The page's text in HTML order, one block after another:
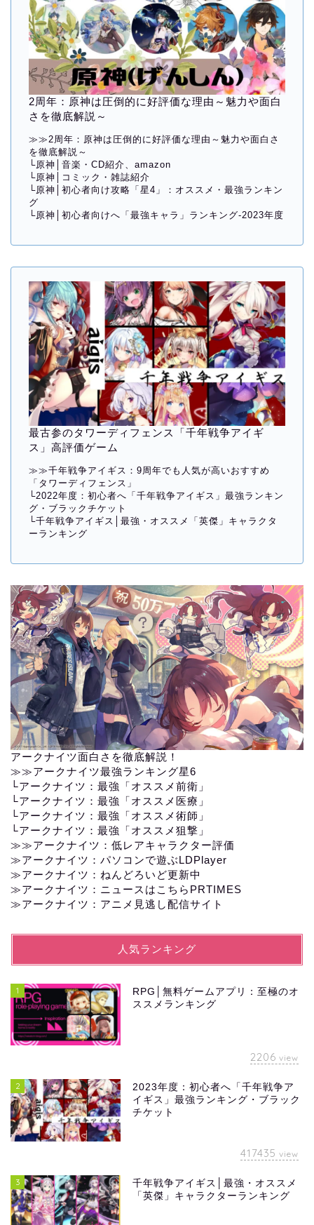
2周年：原神は圧倒的に好評価な理由～魅力や面白
さを徹底解説～
≫≫2周年：原神は圧倒的に好評価な理由～魅力や面白さ
を徹底解説～
└原神│音楽・CD紹介、amazon
└原神│コミック・雑誌紹介
└原神│初心者向け攻略「星4」：オススメ・最強ランキン
グ
└原神│初心者向けへ「最強キャラ」ランキング-2023年度
最古参のタワーディフェンス「千年戦争アイギ
ス」高評価ゲーム
≫≫千年戦争アイギス：9周年でも人気が高いおすすめ
「タワーディフェンス」
└2022年度：初心者へ「千年戦争アイギス」最強ランキン
グ・ブラックチケット
└千年戦争アイギス│最強・オススメ「英傑」キャラクタ
ーランキング
アークナイツ面白さを徹底解説！
≫≫アークナイツ最強ランキング星6
└アークナイツ：最強「オススメ前衛」
└アークナイツ：最強「オススメ医療」
└アークナイツ：最強「オススメ術師」
└アークナイツ：最強「オススメ狙撃」
≫≫アークナイツ：低レアキャラクター評価
≫アークナイツ：パソコンで遊ぶLDPlayer
≫アークナイツ：ねんどろいど更新中
≫アークナイツ：ニュースはこちらPRTIMES
≫アークナイツ：アニメ見逃し配信サイト
人気ランキング
1
RPG│無料ゲームアプリ：至極のオ
ススメランキング
2206 view
2
2023年度：初心者へ「千年戦争ア
イギス」最強ランキング・ブラック
チケット
417435 view
3
千年戦争アイギス│最強・オススメ
「英傑」キャラクターランキング